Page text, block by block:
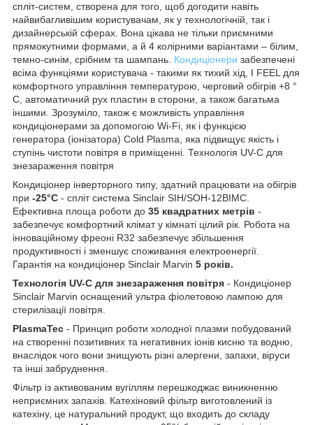
спліт-систем, створена для того, щоб догодити навіть
найвибагливішим користувачам, як у технологічній, так і
дизайнерській сферах. Вона цікава не тільки приємними
прямокутними формами, а й 4 колірними варіантами – білим,
темно-синім, срібним та шампань. Кондиціонери забезпечені
всіма функціями користувача - такими як тихий хід, I FEEL для
комфортного управління температурою, черговий обігрів +8 °
C, автоматичний рух пластин в сторони, а також багатьма
іншими. Зрозуміло, також є можливість управління
кондиціонерами за допомогою Wi-Fi, як і функцією
генератора (іонізатора) Cold Plasma, яка підвищує якість і
ступінь чистоти повітря в приміщенні. Технологія UV-C для
знезараження повітря
Кондиціонер інверторного типу, здатний працювати на обігрів
при -25°С - спліт система Sinclair SIH/SOH-12BIMC.
Ефективна площа роботи до 35 квадратних метрів -
забезпечує комфортний клімат у кімнаті цілий рік. Робота на
інноваційному фреоні R32 забезпечує збільшення
продуктивності і зменшує споживання електроенергії.
Гарантія на кондиціонер Sinclair Marvin 5 років.
Технологія UV-C для знезараження повітря - Кондиціонер
Sinclair Marvin оснащений ультра фіолетовою лампою для
стерилізації повітря.
PlasmaTec - Принцип роботи холодної плазми побудований
на створенні позитивних та негативних іонів кисню та водню,
внаслідок чого вони знищують різні алергени, запахи, віруси
та інші забруднення.
Фільтр із активованим вугіллям перешкоджає виникненню
неприємних запахів. Катехіновий фільтр виготовлений із
катехіну, це натуральний продукт, що входить до складу